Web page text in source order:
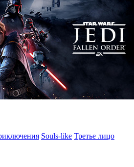
Souls-like Третье лицо